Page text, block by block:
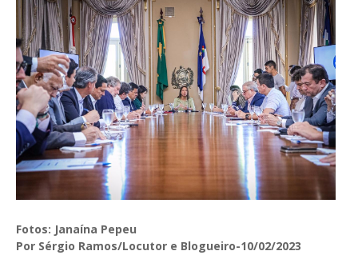
Fotos: Janaína Pepeu
Por Sérgio Ramos/Locutor e Blogueiro-10/02/2023